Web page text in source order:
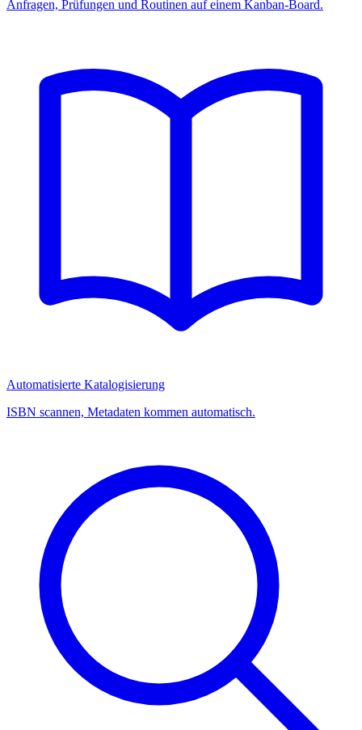
Anfragen, Prüfungen und Routinen auf einem Kanban-Board.
Automatisierte Katalogisierung
ISBN scannen, Metadaten kommen automatisch.